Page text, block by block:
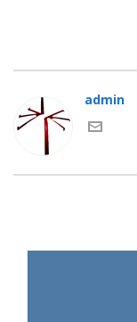
admin